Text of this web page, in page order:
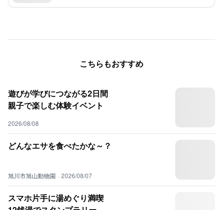
こちらもおすすめ
遊びが学びにつながる2日間
親子で楽しむ体験イベント
2026/08/08
どんなエサを食べたかな～？
旭川市旭山動物園 · 2026/08/07
スマホ片手に湯めぐり満喫